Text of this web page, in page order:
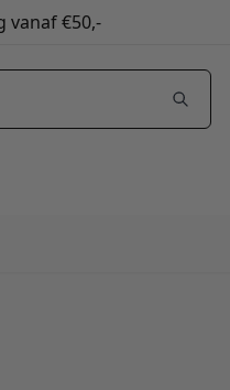
vanaf €50,-